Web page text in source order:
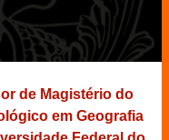
de Magistério do
em Geografia